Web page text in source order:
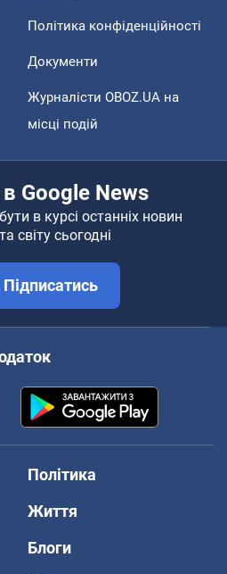
Політика конфіденційності
Документи
Журналісти OBOZ.UA на
місці подій
в Google News
в курсі останніх новин
світу сьогодні
Підписатись
Політика
Життя
Блоги